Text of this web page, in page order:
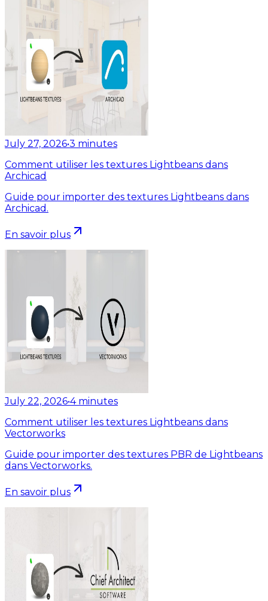
July 27, 2026•3 minutes
Comment utiliser les textures Lightbeans dans
Archicad
Guide pour importer des textures Lightbeans dans
Archicad.
En savoir plus
July 22, 2026•4 minutes
Comment utiliser les textures Lightbeans dans
Vectorworks
Guide pour importer des textures PBR de Lightbeans
dans Vectorworks.
En savoir plus